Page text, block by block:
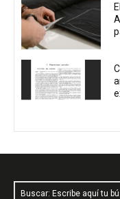
Buscar: Escribe aquí tu